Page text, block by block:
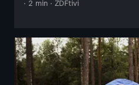
· 2 min · ZDFtivi